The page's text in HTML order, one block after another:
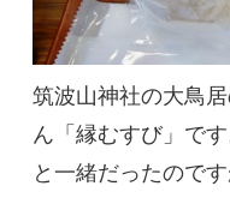
筑波山神社の大鳥
ん「縁むすび」で
と一緒だったので